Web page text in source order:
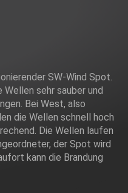
SW-Wind Spot.
Wellen sehr sauber und
Bei West, also
die Wellen schnell hoch
Die Wellen laufen
der Spot wird
kann die Brandung